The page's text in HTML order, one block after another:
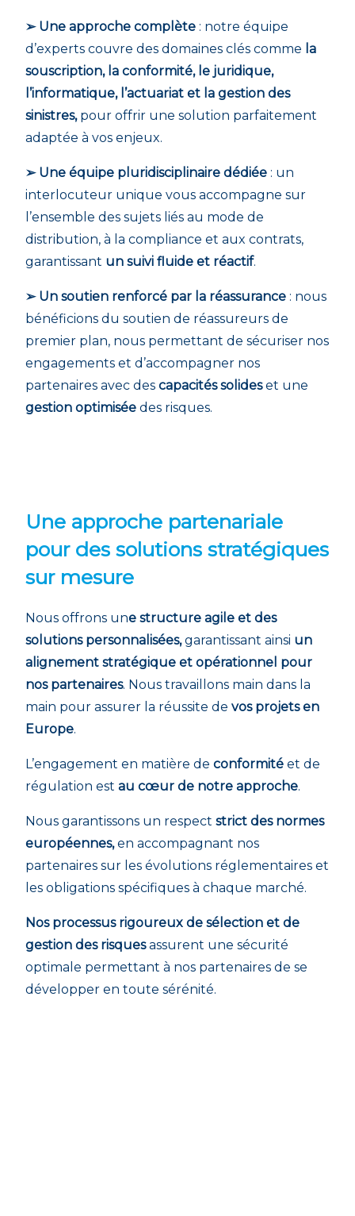
➢ Une approche complète : notre équipe
d’experts couvre des domaines clés comme la
souscription, la conformité, le juridique,
l’informatique, l’actuariat et la gestion des
sinistres,pour offrir une solution parfaitement
adaptée à vos enjeux.
➢ Une équipe pluridisciplinaire dédiée : un
interlocuteur unique vous accompagne sur
l’ensemble des sujets liés au mode de
distribution, à la compliance et aux contrats,
garantissant un suivi fluide et réactif.
➢ Un soutien renforcé par la réassurance : nous
bénéficions du soutien de réassureurs de
premier plan, nous permettant de sécuriser nos
engagements et d’accompagner nos
partenaires avec des capacités solideset une
gestion optimisée des risques.
Une approche partenariale
pour des solutions stratégiques
sur mesure
Nous offrons une structure agile et des
solutions personnalisées,garantissant ainsi un
alignement stratégique et opérationnel pour
nos partenaires. Nous travaillons main dans la
main pour assurer la réussite de vos projets en
Europe.
L’engagement en matière de conformité et de
régulation est au cœur de notre approche.
Nous garantissons un respect strict des normes
européennes,en accompagnant nos
partenaires sur les évolutions réglementaires et
les obligations spécifiques à chaque marché.
Nos processus rigoureux de sélection et de
gestion des risquesassurent une sécurité
optimale permettant à nos partenaires de se
développer en toute sérénité.